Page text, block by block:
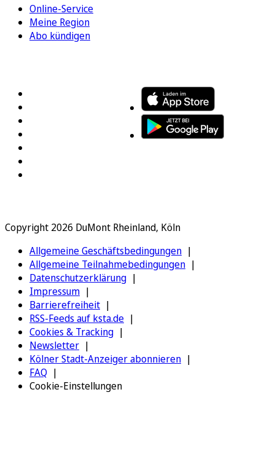
Online-Service
Meine Region
Abo kündigen
Copyright 2026 DuMont Rheinland, Köln
Allgemeine Geschäftsbedingungen
Allgemeine Teilnahmebedingungen
Datenschutzerklärung
Impressum
Barrierefreiheit
RSS-Feeds auf ksta.de
Cookies & Tracking
Newsletter
Kölner Stadt-Anzeiger abonnieren
FAQ
Cookie-Einstellungen